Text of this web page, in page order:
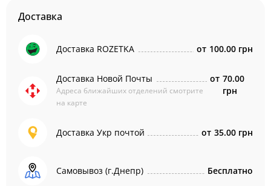
Доставка
Доставка ROZETKA от 100.00 грн
Доставка Новой Почты
Адреса ближайших отделений смотрите
на карте
от 70.00
грн
Доставка Укр почтой от 35.00 грн
Самовывоз (г.Днепр) Бесплатно